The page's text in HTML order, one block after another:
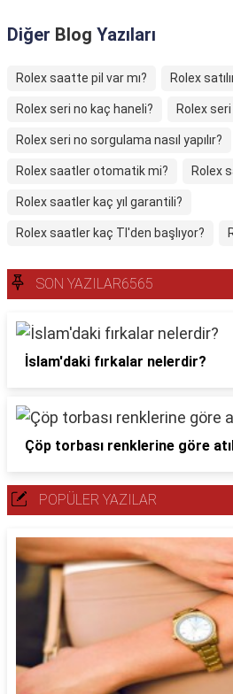
Diğer Blog Yazıları
Rolex saatte pil var mı? Rolex
Rolex seri no kaç haneli? Rolex
Rolex seri no sorgulama nasıl yapılır?
Rolex saatler otomatik mi? Rolex
Rolex saatler kaç yıl garantili?
Rolex saatler kaç Tl'den başlıyor?
SON YAZILAR6565
İslam'daki fırkalar nelerdir?
Çöp torbası renklerine göre
POPÜLER YAZILAR